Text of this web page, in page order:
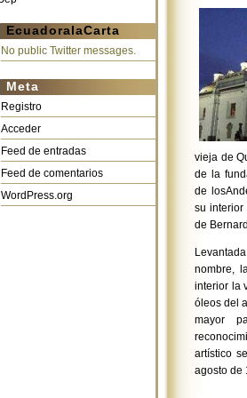
EcuadoralaCarta
No public Twitter messages.
Meta
Registro
Acceder
Feed de entradas
Feed de comentarios
WordPress.org
vieja de
de la
de
su interior
de
nombre,
interior la
óleos del
mayor
artístico
agosto de